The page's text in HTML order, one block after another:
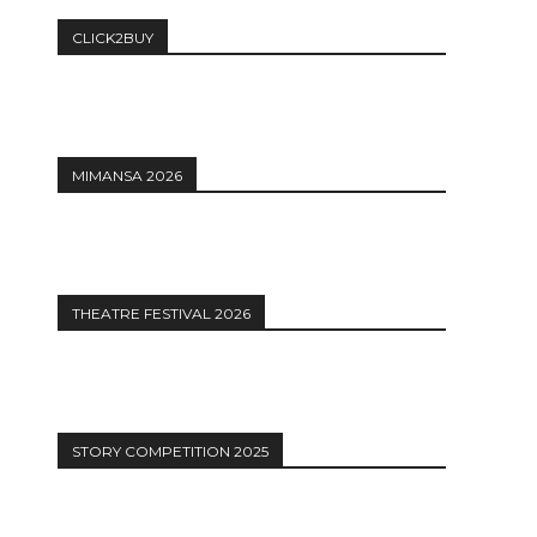
CLICK2BUY
MIMANSA 2026
THEATRE FESTIVAL 2026
STORY COMPETITION 2025